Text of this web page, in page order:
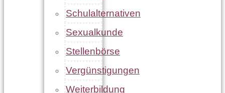
Schulalternativen
Sexualkunde
Stellenbörse
Vergünstigungen
Weiterbildung